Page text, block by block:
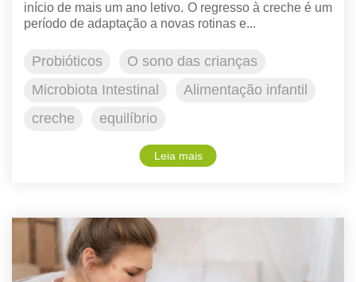
início de mais um ano letivo. O regresso à creche é um
período de adaptação a novas rotinas e...
Probióticos
O sono das crianças
Microbiota Intestinal
Alimentação infantil
creche
equilíbrio
Leia mais